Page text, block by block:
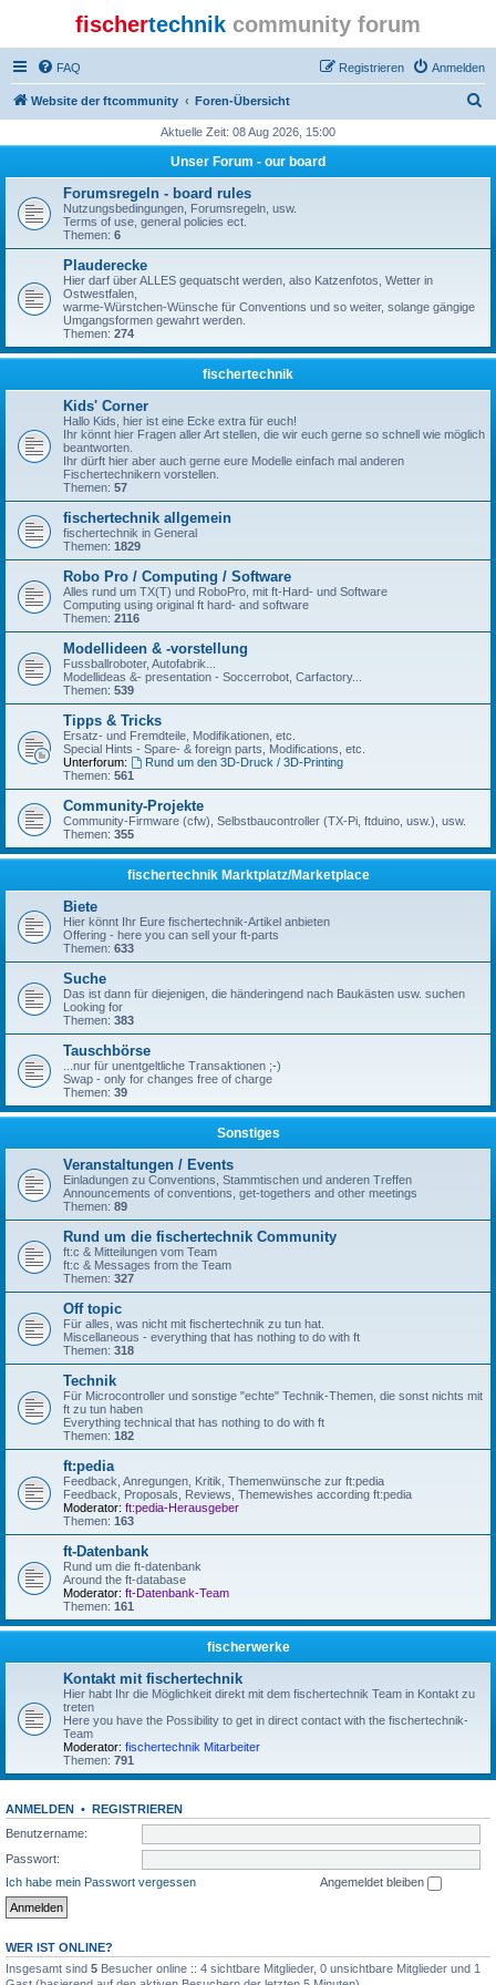
fischertechnik community forum
FAQ Anmelden
Registrieren
Website der ftcommunity Foren-Übersicht
h
Aktuelle Zeit: 08 Aug 2026, 15:00
Unser Forum - our board
Forumsregeln - board rules
Nutzungsbedingungen, Forumsregeln, usw.
Terms of use, general policies ect.
Themen: 6
Plauderecke
Hier darf über ALLES gequatscht werden, also Katzenfotos, Wetter in
Ostwestfalen,
warme-Würstchen-Wünsche für Conventions und so weiter, solange gängige
Umgangsformen gewahrt werden.
Themen: 274
fischertechnik
Kids' Corner
Hallo Kids, hier ist eine Ecke extra für euch!
Ihr könnt hier Fragen aller Art stellen, die wir euch gerne so schnell wie möglich
beantworten.
Ihr dürft hier aber auch gerne eure Modelle einfach mal anderen
Fischertechnikern vorstellen.
Themen: 57
fischertechnik allgemein
fischertechnik in General
Themen: 1829
Robo Pro / Computing / Software
Alles rund um TX(T) und RoboPro, mit ft-Hard- und Software
Computing using original ft hard- and software
Themen: 2116
Modellideen & -vorstellung
Fussballroboter, Autofabrik...
Modellideas &- presentation - Soccerrobot, Carfactory...
Themen: 539
Tipps & Tricks
Ersatz- und Fremdteile, Modifikationen, etc.
Special Hints - Spare- & foreign parts, Modifications, etc.
Unterforum:
Rund um den 3D-Druck / 3D-Printing
Themen: 561
Community-Projekte
Community-Firmware (cfw), Selbstbaucontroller (TX-Pi, ftduino, usw.), usw.
Themen: 355
fischertechnik Marktplatz/Marketplace
Biete
Hier könnt Ihr Eure fischertechnik-Artikel anbieten
Offering - here you can sell your ft-parts
Themen: 633
Suche
Das ist dann für diejenigen, die händeringend nach Baukästen usw. suchen
Looking for
Themen: 383
Tauschbörse
...nur für unentgeltliche Transaktionen ;-)
Swap - only for changes free of charge
Themen: 39
Sonstiges
Veranstaltungen / Events
Einladungen zu Conventions, Stammtischen und anderen Treffen
Announcements of conventions, get-togethers and other meetings
Themen: 89
Rund um die fischertechnik Community
ft:c & Mitteilungen vom Team
ft:c & Messages from the Team
Themen: 327
Off topic
Für alles, was nicht mit fischertechnik zu tun hat.
Miscellaneous - everything that has nothing to do with ft
Themen: 318
Technik
Für Microcontroller und sonstige "echte" Technik-Themen, die sonst nichts mit
ft zu tun haben
Everything technical that has nothing to do with ft
Themen: 182
ft:pedia
Feedback, Anregungen, Kritik, Themenwünsche zur ft:pedia
Feedback, Proposals, Reviews, Themewishes according ft:pedia
Moderator: ft:pedia-Herausgeber
Themen: 163
ft-Datenbank
Rund um die ft-datenbank
Around the ft-database
Moderator: ft-Datenbank-Team
Themen: 161
fischerwerke
Kontakt mit fischertechnik
Hier habt Ihr die Möglichkeit direkt mit dem fischertechnik Team in Kontakt zu
treten
Here you have the Possibility to get in direct contact with the fischertechnik-
Team
Moderator: fischertechnik Mitarbeiter
Themen: 791
ANMELDEN • REGISTRIEREN
Benutzername:
Passwort:
Ich habe mein Passwort vergessen
Angemeldet bleiben
WER IST ONLINE?
Insgesamt sind 5 Besucher online :: 4 sichtbare Mitglieder, 0 unsichtbare Mitglieder und 1